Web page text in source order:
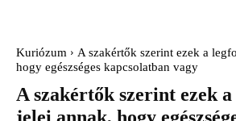
Kuriózum
A szakértők szerint ezek a
hogy egészséges kapcsolatban vagy
A szakértők szerint ezek